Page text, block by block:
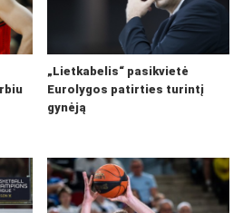
„Lietkabelis“ pasikvietė
Eurolygos patirties turintį
gynėją